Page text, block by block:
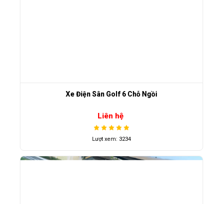
Xe Điện Sân Golf 6 Chỗ Ngồi
Liên hệ
Lượt xem: 3234